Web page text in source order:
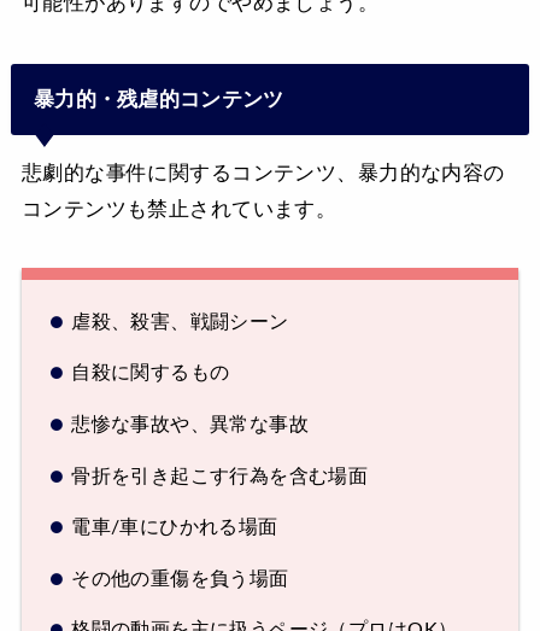
暴力的・残虐的コンテンツ
悲劇的な事件に関するコンテンツ、暴力的な内容の
コンテンツも禁止されています。
虐殺、殺害、戦闘シーン
自殺に関するもの
悲惨な事故や、異常な事故
骨折を引き起こす行為を含む場面
電車/車にひかれる場面
その他の重傷を負う場面